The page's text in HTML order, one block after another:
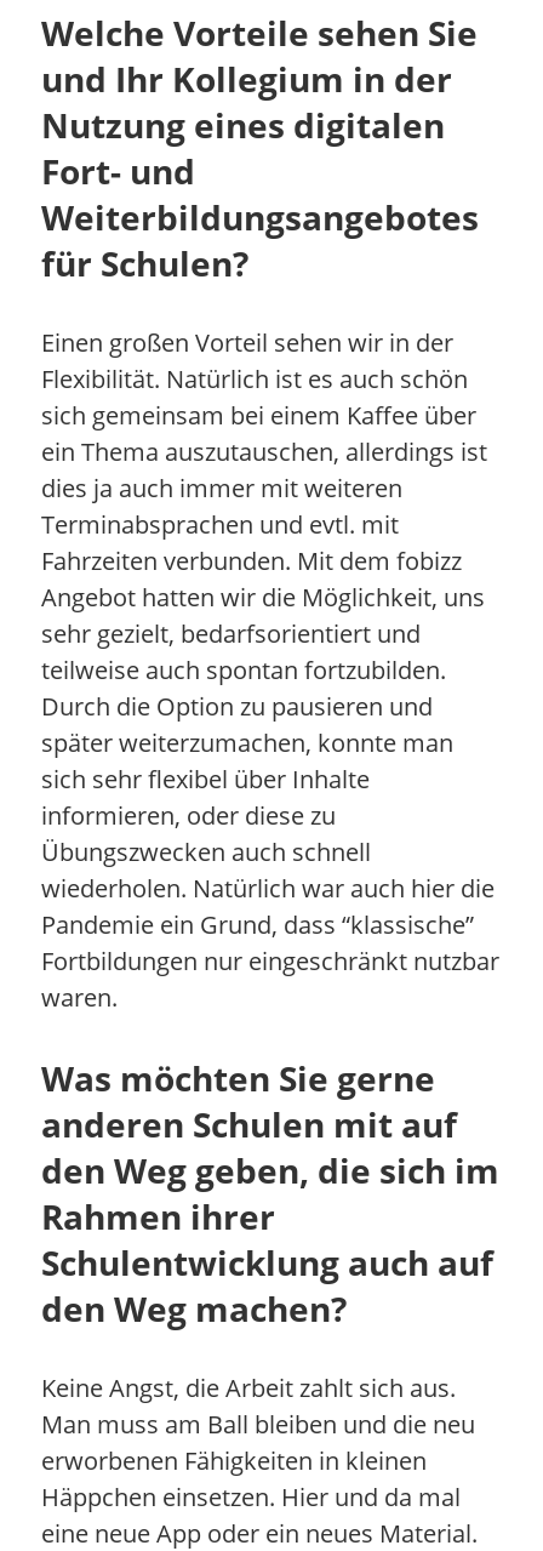
Welche Vorteile sehen Sie
und Ihr Kollegium in der
Nutzung eines digitalen
Fort- und
Weiterbildungsangebotes
für Schulen?
Einen großen Vorteil sehen wir in der
Flexibilität. Natürlich ist es auch schön
sich gemeinsam bei einem Kaffee über
ein Thema auszutauschen, allerdings ist
dies ja auch immer mit weiteren
Terminabsprachen und evtl. mit
Fahrzeiten verbunden. Mit dem fobizz
Angebot hatten wir die Möglichkeit, uns
sehr gezielt, bedarfsorientiert und
teilweise auch spontan fortzubilden.
Durch die Option zu pausieren und
später weiterzumachen, konnte man
sich sehr flexibel über Inhalte
informieren, oder diese zu
Übungszwecken auch schnell
wiederholen. Natürlich war auch hier die
Pandemie ein Grund, dass “klassische”
Fortbildungen nur eingeschränkt nutzbar
waren.
Was möchten Sie gerne
anderen Schulen mit auf
den Weg geben, die sich im
Rahmen ihrer
Schulentwicklung auch auf
den Weg machen?
Keine Angst, die Arbeit zahlt sich aus.
Man muss am Ball bleiben und die neu
erworbenen Fähigkeiten in kleinen
Häppchen einsetzen. Hier und da mal
eine neue App oder ein neues Material.